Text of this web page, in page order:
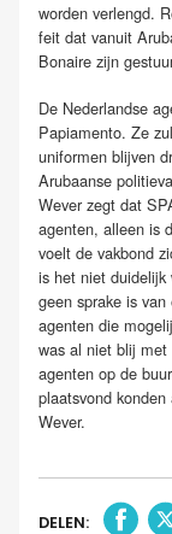
worden verlengd.
feit dat vanuit
Bonaire zijn
De Nederlandse
Papiamento. Ze
uniformen blijven
Arubaanse
Wever zegt dat
agenten, alleen is
voelt de vakbond
is het niet duidelijk
geen sprake is
agenten die
was al niet blij met
agenten op de
plaatsvond
Wever.
DELEN: